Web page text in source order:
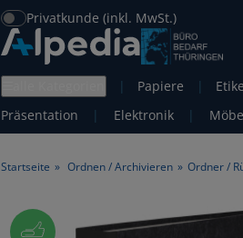
Privatkunde (inkl. MwSt.)
| Papiere |
Präsentation
| Elektronik |
Startseite » Ordnen / Archivieren » Ordner /